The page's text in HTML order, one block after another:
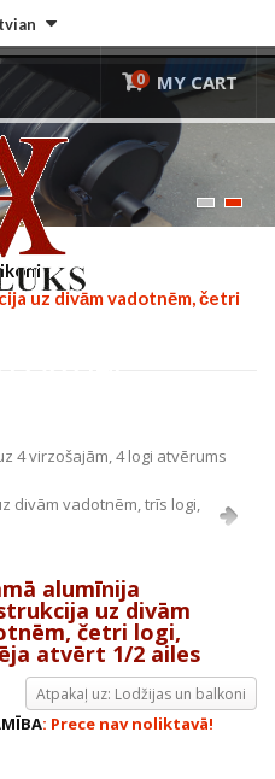
0 MY CART
uz divām vadotnēm, četri
4 virzošajām, 4 logi atvērums
divām vadotnēm, trīs logi,
alumīnija
uz divām
četri logi,
atvērt 1/2 ailes
Atpakaļ uz: Lodžijas un balkoni
: Prece nav noliktavā!